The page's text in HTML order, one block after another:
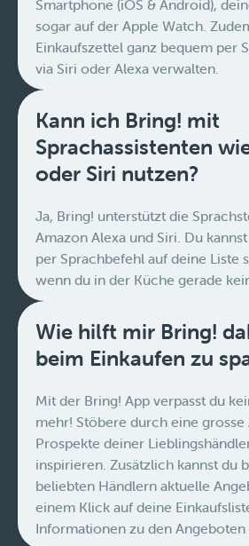
Smartphone (iOS & Android),
sogar auf der Apple Watch.
Einkaufszettel ganz bequem per
via Siri oder Alexa verwalten.
Kann ich Bring! mit
Sprachassistenten
oder Siri nutzen?
Ja, Bring! unterstützt die
Amazon Alexa und Siri. Du
per Sprachbefehl auf deine Liste
wenn du in der Küche gerade
Wie hilft mir Bring!
beim Einkaufen zu
Mit der Bring! App verpasst du
mehr! Stöbere durch eine
Prospekte deiner
inspirieren. Zusätzlich kannst du
beliebten Händlern aktuelle
einem Klick auf deine
Informationen zu den